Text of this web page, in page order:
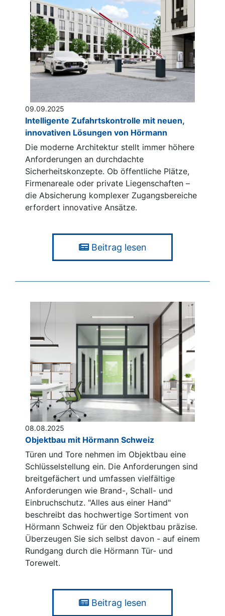
09.09.2025
Intelligente Zufahrtskontrolle mit neuen,
innovativen Lösungen von Hörmann
Die moderne Architektur stellt immer höhere
Anforderungen an durchdachte
Sicherheitskonzepte. Ob öffentliche Plätze,
Firmenareale oder private Liegenschaften –
die Absicherung komplexer Zugangsbereiche
erfordert innovative Ansätze.
Beitrag lesen
08.08.2025
Objektbau mit Hörmann Schweiz
Türen und Tore nehmen im Objektbau eine
Schlüsselstellung ein. Die Anforderungen sind
breitgefächert und umfassen vielfältige
Anforderungen wie Brand-, Schall- und
Einbruchschutz. "Alles aus einer Hand"
beschreibt das hochwertige Sortiment von
Hörmann Schweiz für den Objektbau präzise.
Überzeugen Sie sich selbst davon - auf einem
Rundgang durch die Hörmann Tür- und
Torewelt.
Beitrag lesen